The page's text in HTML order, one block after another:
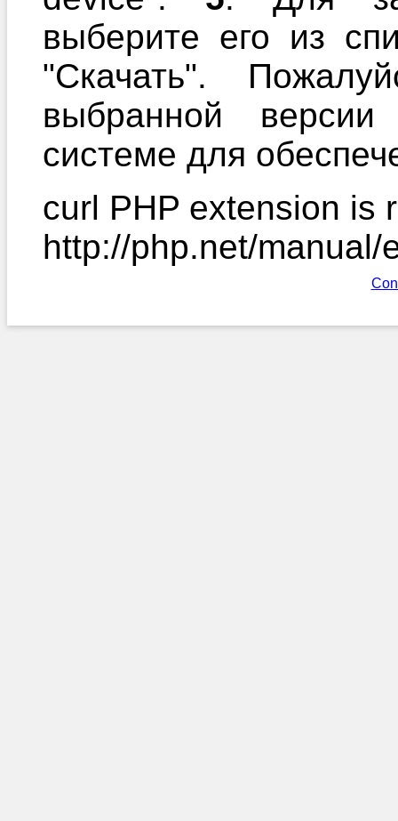
выберите его из
"Скачать".
выбранной
системе для
curl PHP extension is
http://php.net/manual/